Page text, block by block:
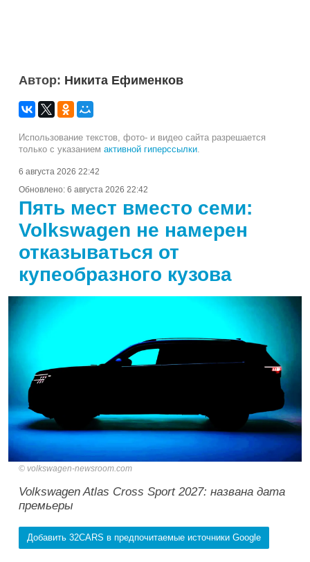
Автор: Никита Ефименков
Использование текстов, фото- и видео сайта разрешается
только с указанием активной гиперссылки.
6 августа 2026 22:42
Обновлено: 6 августа 2026 22:42
Пять мест вместо семи:
Volkswagen не намерен
отказываться от
купеобразного кузова
volkswagen-newsroom.com
Volkswagen Atlas Cross Sport 2027: названа дата
премьеры
Добавить 32CARS в предпочитаемые источники Google